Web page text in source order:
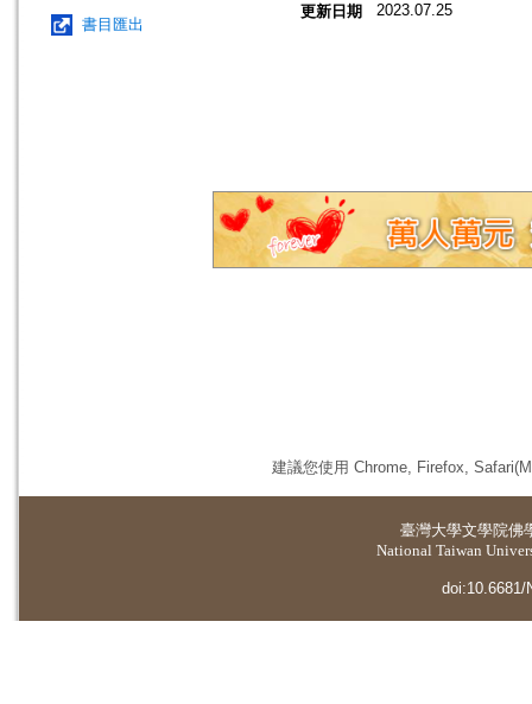
書目匯出
更新日期 2023.07.25
建議您使用 Chrome, Firefox,
臺灣大學文學院佛
National Taiwan
doi:10.6681/